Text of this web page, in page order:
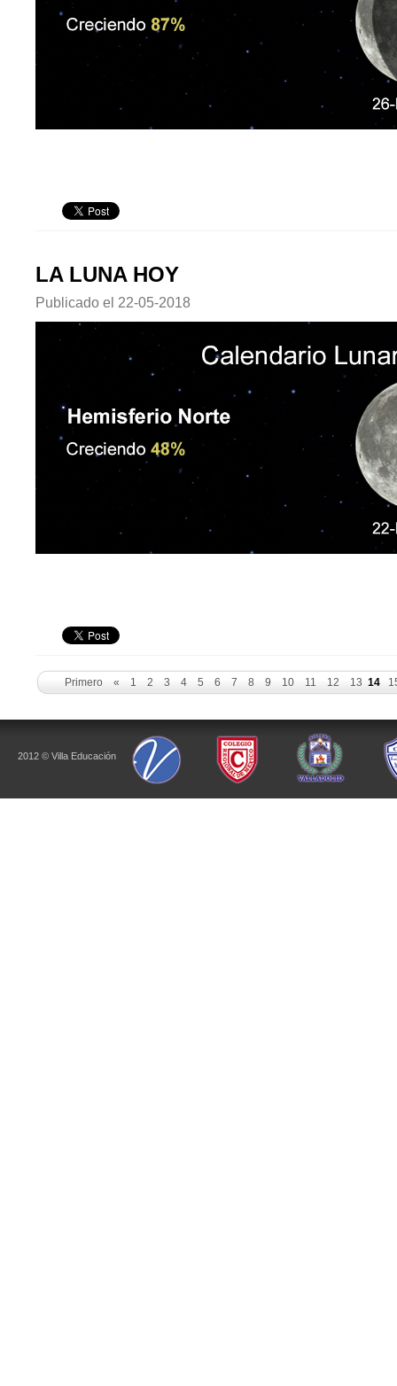
LA LUNA HOY
Publicado el 22-05-2018
Primero « 1 2 3 4 5 6 7 8 9 10 11 12 13 14
2012 © Villa Educación